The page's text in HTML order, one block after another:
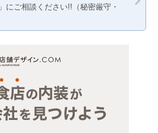
他
にご相談ください!!（秘密厳守・